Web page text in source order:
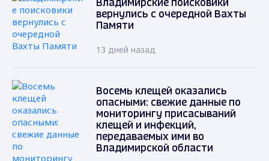
Владимирские поисковики
вернулись с очередной Вахты
Памяти
13 дней назад
Восемь клещей оказались
опасными: свежие данные по
мониторингу присасываний
клещей и инфекций,
передаваемых ими во
Владимирской области